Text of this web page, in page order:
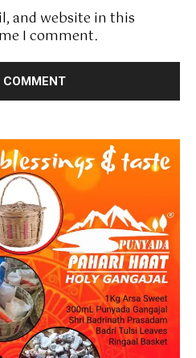
and website in this
I comment.